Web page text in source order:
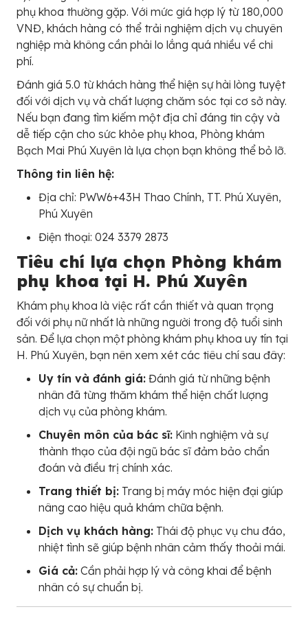
phụ khoa thường gặp. Với mức giá hợp lý từ 180,000
VNĐ, khách hàng có thể trải nghiệm dịch vụ chuyên
nghiệp mà không cần phải lo lắng quá nhiều về chi
phí.
Đánh giá 5.0 từ khách hàng thể hiện sự hài lòng tuyệt
đối với dịch vụ và chất lượng chăm sóc tại cơ sở này.
Nếu bạn đang tìm kiếm một địa chỉ đáng tin cậy và
dễ tiếp cận cho sức khỏe phụ khoa, Phòng khám
Bạch Mai Phú Xuyên là lựa chọn bạn không thể bỏ lỡ.
Thông tin liên hệ:
Địa chỉ: PWW6+43H Thao Chính, TT. Phú Xuyên,
Phú Xuyên
Điện thoại: 024 3379 2873
Tiêu chí lựa chọn Phòng khám
phụ khoa tại H. Phú Xuyên
Khám phụ khoa là việc rất cần thiết và quan trọng
đối với phụ nữ nhất là những người trong độ tuổi sinh
sản. Để lựa chọn một phòng khám phụ khoa uy tín tại
H. Phú Xuyên, bạn nên xem xét các tiêu chí sau đây:
Uy tín và đánh giá: Đánh giá từ những bệnh
nhân đã từng thăm khám thể hiện chất lượng
dịch vụ của phòng khám.
Chuyên môn của bác sĩ: Kinh nghiệm và sự
thành thạo của đội ngũ bác sĩ đảm bảo chẩn
đoán và điều trị chính xác.
Trang thiết bị: Trang bị máy móc hiện đại giúp
nâng cao hiệu quả khám chữa bệnh.
Dịch vụ khách hàng: Thái độ phục vụ chu đáo,
nhiệt tình sẽ giúp bệnh nhân cảm thấy thoải mái.
Giá cả: Cần phải hợp lý và công khai để bệnh
nhân có sự chuẩn bị.